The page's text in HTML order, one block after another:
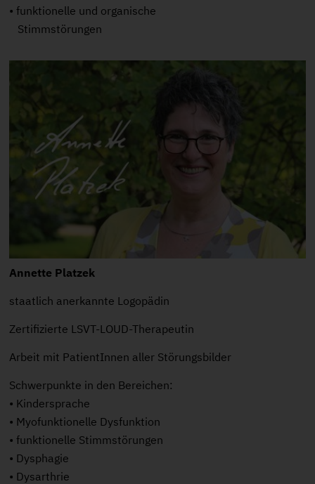
• funktionelle und organische
Stimmstörungen
Annette Platzek
staatlich anerkannte Logopädin
Zertifizierte LSVT-LOUD-Therapeutin
Arbeit mit PatientInnen aller Störungsbilder
Schwerpunkte in den Bereichen:
• Kindersprache
• Myofunktionelle Dysfunktion
• funktionelle Stimmstörungen
• Dysphagie
• Dysarthrie